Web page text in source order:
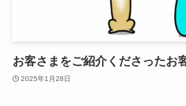
お客さまをご紹介くださったお
2025年1月28日